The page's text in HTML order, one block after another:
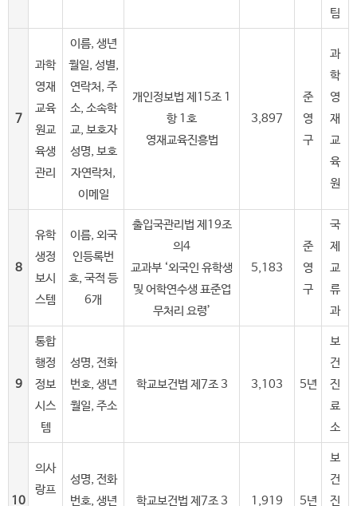
팀
7
과학
영재
교육
원교
육생
관리
이름, 생년
월일, 성별,
연락처, 주
소, 소속학
교, 보호자
성명, 보호
자연락처,
이메일
개인정보법 제15조 1
항 1호
영재교육진흥법
3,897
준
영
구
과
학
영
재
교
육
원
8
유학
생정
보시
스템
이름, 외국
인등록번
호, 국적 등
6개
출입국관리법 제19조
의4
교과부 ‘외국인 유학생
및 어학연수생 표준업
무처리 요령’
5,183
준
영
구
국
제
교
류
과
9
통합
행정
정보
시스
템
성명, 전화
번호, 생년
월일, 주소
학교보건법 제7조 3 3,103 5년
보
건
진
료
소
10
의사
랑프
성명, 전화
번호, 생년
학교보건법 제7조 3 1,919 5년
보
건
진